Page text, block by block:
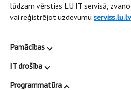
lūdzam vērsties LU IT servisā,
vai reģistrējot uzdevumu serviss.lu.lv
Pamācības
IT drošība
Programmatūra